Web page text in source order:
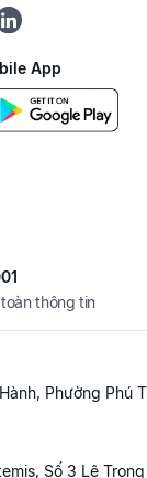
App
thông tin
Phường Phú
Số 3 Lê